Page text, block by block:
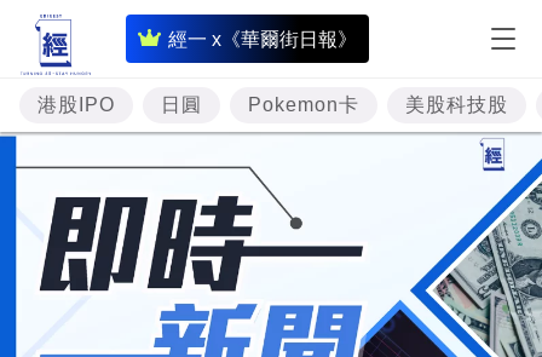
經一 x《華爾街日報》
即
時
財
經
專
題
投
資
樓
港股IPO 日圓 Pokemon卡 美股科技股